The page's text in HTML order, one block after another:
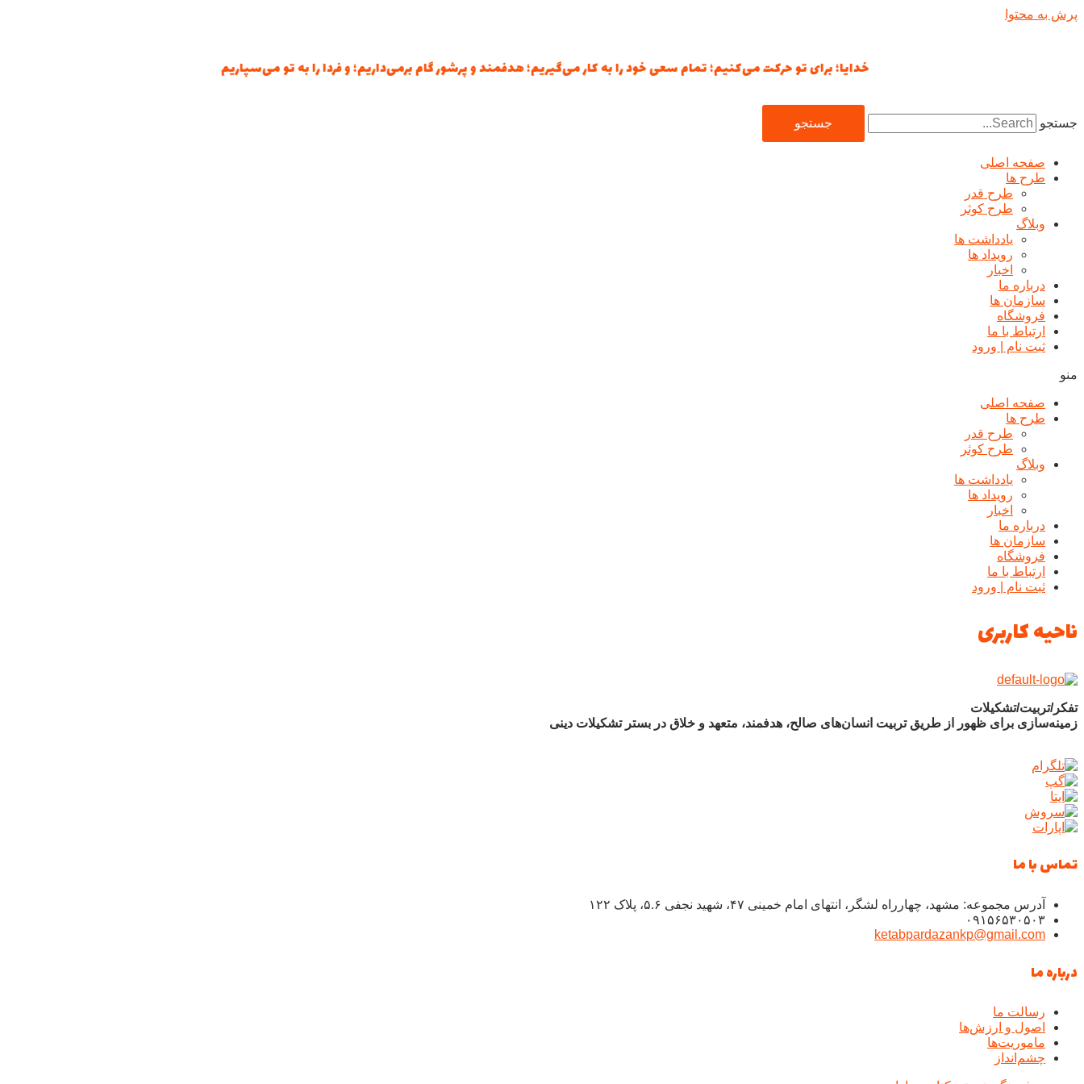
پرش به محتوا
خدایا؛ برای تو حرکت می‌کنیم؛ تمام سعی خود را به کار می‌گیریم؛ هدفمند و پرشور گام برمی‌داریم؛ و فردا را به تو می‌سپاریم
جستجو جستجو
صفحه اصلی
طرح ها
طرح قدر
طرح کوثر
وبلاگ
یادداشت ها
رويداد ها
اخبار
درباره ما
سازمان ها
فروشگاه
ارتباط با ما
ثبت نام | ورود
منو
صفحه اصلی
طرح ها
طرح قدر
طرح کوثر
وبلاگ
یادداشت ها
رويداد ها
اخبار
درباره ما
سازمان ها
فروشگاه
ارتباط با ما
ثبت نام | ورود
ناحیه کاربری
تفکر/تربیت/تشکیلات
زمینه‌سازی برای ظهور از طریق تربیت انسان‌های صالح، هدفمند، متعهد و خلاق در بستر تشکیلات دینی
تماس با ما
آدرس مجموعه: مشهد، چهارراه لشگر، انتهای امام خمینی ۴۷، شهید نجفی ۵.۶، پلاک ۱۲۲
۰۹۱۵۶۵۳۰۵۰۳
ketabpardazankp@gmail.com
درباره ما
رسالت ما
اصول و ارزش‌ها
ماموریت‌ها
چشم‌انداز